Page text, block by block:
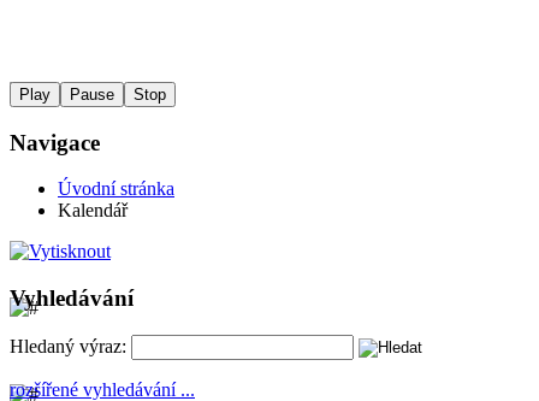
Play Pause Stop
Navigace
Úvodní stránka
Kalendář
Vyhledávání
Hledaný výraz:
rozšířené vyhledávání ...